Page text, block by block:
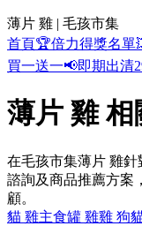
薄片 雞 | 毛孩市集
首頁🏆倍力得獎名單
買一送一📢即期出清
薄片 雞 相
在毛孩市集薄片 雞
諮詢及商品推薦方案
顧。
貓 雞主食罐 雞雞 狗